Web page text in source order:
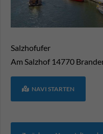
Salzhofufer
Am Salzhof 14770
NAVI STARTEN